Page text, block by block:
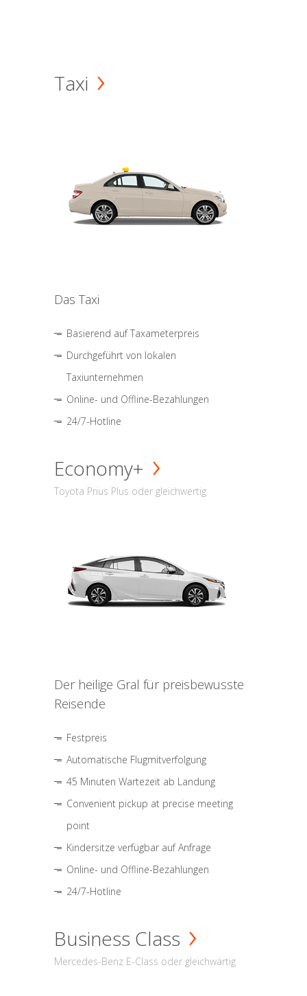
Taxi
Das Taxi
Basierend auf Taxameterpreis
Durchgeführt von lokalen
Taxiunternehmen
Online- und Offline-Bezahlungen
24/7-Hotline
Economy+
Toyota Prius Plus oder gleichwertig
Der heilige Gral für preisbewusste
Reisende
Festpreis
Automatische Flugmitverfolgung
45 Minuten Wartezeit ab Landung
Convenient pickup at precise meeting
point
Kindersitze verfügbar auf Anfrage
Online- und Offline-Bezahlungen
24/7-Hotline
Business Class
Mercedes-Benz E-Class oder gleichwärtig